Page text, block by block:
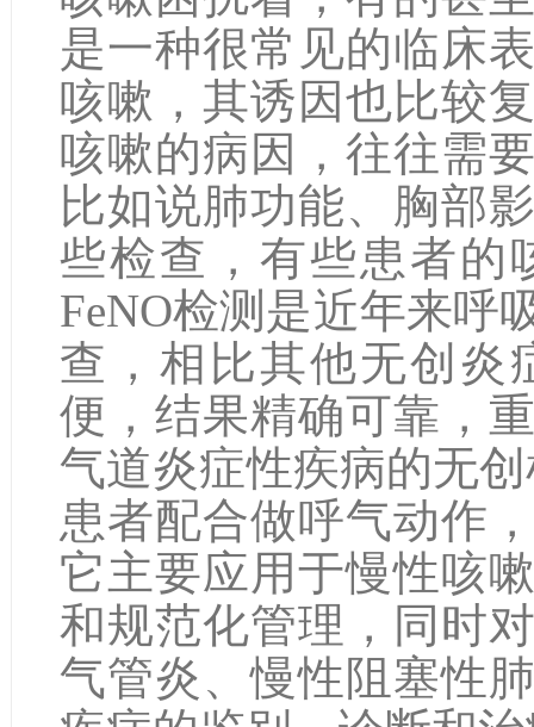
是一种很常见的临床
咳嗽，其诱因也比较
咳嗽的病因，往往需
比如说肺功能、胸部
些检查，有些患者的
FeNO检测是近年来呼
查，相比其他无创炎
便，结果精确可靠，
气道炎症性疾病的无
患者配合做呼气动作
它主要应用于慢性咳
和规范化管理，同时
气管炎、慢性阻塞性